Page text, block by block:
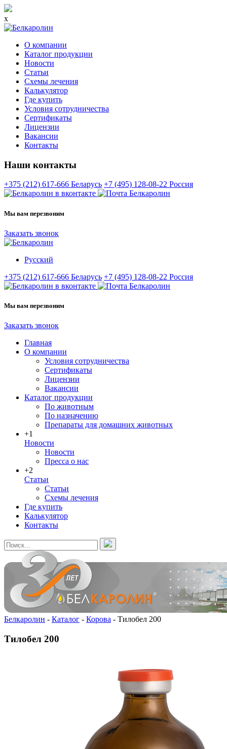
x
О компании
Каталог продукции
Новости
Статьи
Схемы лечения
Калькулятор
Где купить
Условия сотрудничества
Сертификаты
Лицензии
Вакансии
Контакты
Наши контакты
+375 (212) 617-666 Беларусь +7 (495) 128-08-22 Россия
Мы вам перезвоним
Заказать звонок
Русский
+375 (212) 617-666 Беларусь +7 (495) 128-08-22 Россия
Мы вам перезвоним
Заказать звонок
Главная
О компании
Условия сотрудничества
Сертификаты
Лицензии
Вакансии
Каталог продукции
По животным
По назначению
Препараты для домашних животных
+1
Новости
Новости
Пресса о нас
+2
Статьи
Статьи
Схемы лечения
Где купить
Калькулятор
Контакты
Белкаролин - Каталог - Корова - Тилобел 200
Тилобел 200